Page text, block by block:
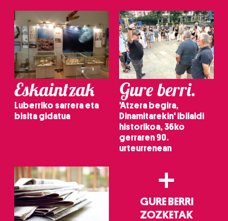
Eskaintzak
Luberriko sarrera eta
bisita gidatua
Gure berri.
'Atzera begira,
Dinamitarekin' ibilaldi
historikoa, 36ko
gerraren 90.
urteurrenean
+
GURE BERRI
ZOZKETAK